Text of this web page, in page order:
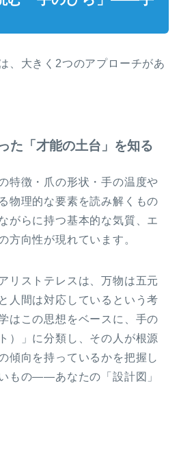
、大きく2つのアプローチがあ
た「才能の土台」を知る
特徴・爪の形状・手の温度や
物理的な要素を読み解くもの
がらに持つ基本的な気質、エ
方向性が現れています。
リストテレスは、万物は五元
人間は対応しているという考
はこの思想をベースに、手の
）」に分類し、その人が根源
傾向を持っているかを把握し
もの——あなたの「設計図」